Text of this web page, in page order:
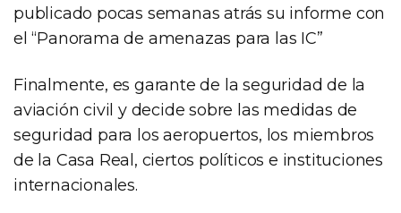
publicado pocas semanas atrás su informe con
el “Panorama de amenazas para las IC”
Finalmente, es garante de la seguridad de la
aviación civil y decide sobre las medidas de
seguridad para los aeropuertos, los miembros
de la Casa Real, ciertos políticos e instituciones
internacionales.